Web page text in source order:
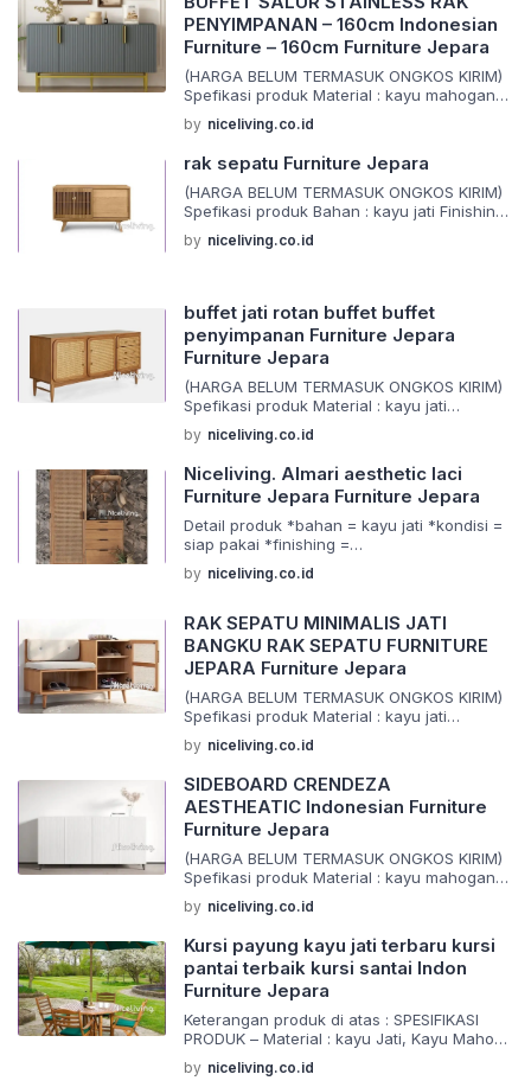
menggunakan material yang berkualitas
dan juga dikerjakan oleh tangan tangan ahli
yang sudah berpegalaman dalam
pembuatan mebel dan pewarnaan […]
PENYIMPANAN – 160cm Indonesian
Furniture – 160cm Furniture Jepara
(HARGA BELUM TERMASUK ONGKOS KIRIM)
Spefikasi produk Material : kayu mahogany
Siap melayani request custom semua jenis
(bahan,ukuran,desain,warna) Furniture
terbaru dengan model desain elegan dan
antik. Sangat cocok untuk melengkapi
rumah anda. Barang di buat menggunakan
dikerjakan oleh tangan tangan ahli […]
by niceliving.co.id
rak sepatu Furniture Jepara
(HARGA BELUM TERMASUK ONGKOS KIRIM)
Spefikasi produk Bahan : kayu jati Finishing
terbaru dengan model desain elegan dan
material yang berkualitas dan juga
dikerjakan oleh tangan tangan ahli yang
sudah berpegalaman dalam pembuatan
mebel dan pewarnaan […]
by niceliving.co.id
buffet jati rotan buffet buffet
penyimpanan Furniture Jepara
Furniture Jepara
(HARGA BELUM TERMASUK ONGKOS KIRIM)
Spefikasi produk Material : kayu jati
Furniture terbaru dengan model desain
elegan dan antik. Sangat cocok untuk
melengkapi rumah anda Barang di buat
menggunakan material yang berkualitas
dan juga dikerjakan oleh tangan tangan ahli
yang sudah berpegalaman dalam
pembuatan mebel dan pewarnaan […]
by niceliving.co.id
Niceliving. Almari aesthetic laci
Furniture Jepara Furniture Jepara
Detail produk *bahan = kayu jati *kondisi =
siap pakai *finishing =
standar #Spefikasi bahan yang digunakan
material yang berkualitas dan juga
dikerjakan oleh tangan tangan ahli yang
sudah berpegalaman dalam pembuatan
mebel dan costum *kontruksi jaminan kuat
*warna finishing dapat sisesuaikan
*packing menggunakan foamseat dan […]
by niceliving.co.id
RAK SEPATU MINIMALIS JATI
BANGKU RAK SEPATU FURNITURE
JEPARA Furniture Jepara
(HARGA BELUM TERMASUK ONGKOS KIRIM)
Spefikasi produk Material : kayu jati
Furniture terbaru dengan model desain
melengkapi rumah anda Barang di buat
menggunakan material yang berkualitas
dan juga dikerjakan oleh tangan tangan ahli
yang sudah berpegalaman dalam
pembuatan mebel dan pewarnaan […]
by niceliving.co.id
SIDEBOARD CRENDEZA
AESTHEATIC Indonesian Furniture
Furniture Jepara
(HARGA BELUM TERMASUK ONGKOS KIRIM)
Spefikasi produk Material : kayu mahogany
Siap melayani request custom semua jenis
(bahan,ukuran,desain,warna) Furniture
terbaru dengan model desain elegan dan
antik. Sangat cocok untuk melengkapi
rumah anda. Barang di buat menggunakan
dikerjakan oleh tangan tangan ahli […]
by niceliving.co.id
Kursi payung kayu jati terbaru kursi
pantai terbaik kursi santai Indon
Furniture Jepara
Keterangan produk di atas : SPESIFIKASI
PRODUK – Material : kayu Jati, Kayu Mahoni
natural ,walnut dan duco atau sesuai yang
by niceliving.co.id